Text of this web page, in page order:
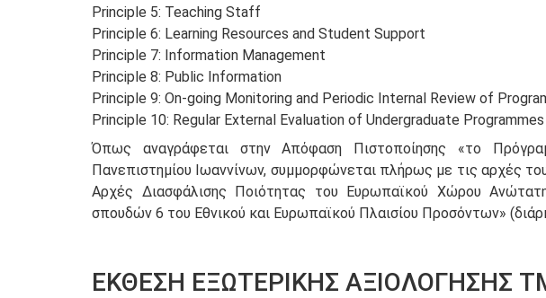
Principle 5: Teaching Staff
Principle 6: Learning Resources and Student Support
Principle 7: Information Management
Principle 8: Public Information
Principle 9: On-going Monitoring and Periodic Internal Review of
Principle 10: Regular External Evaluation of Undergraduate Programmes
Όπως αναγράφεται στην Απόφαση Πιστοποίησης «το
Πανεπιστημίου Ιωαννίνων, συμμορφώνεται πλήρως με τις αρχές
Αρχές Διασφάλισης Ποιότητας του Ευρωπαϊκού Χώρου
σπουδών 6 του Εθνικού και Ευρωπαϊκού Πλαισίου Προσόντων»
ΕΚΘΕΣΗ ΕΞΩΤΕΡΙΚΗΣ ΑΞΙΟΛΟΓΗΣΗΣ